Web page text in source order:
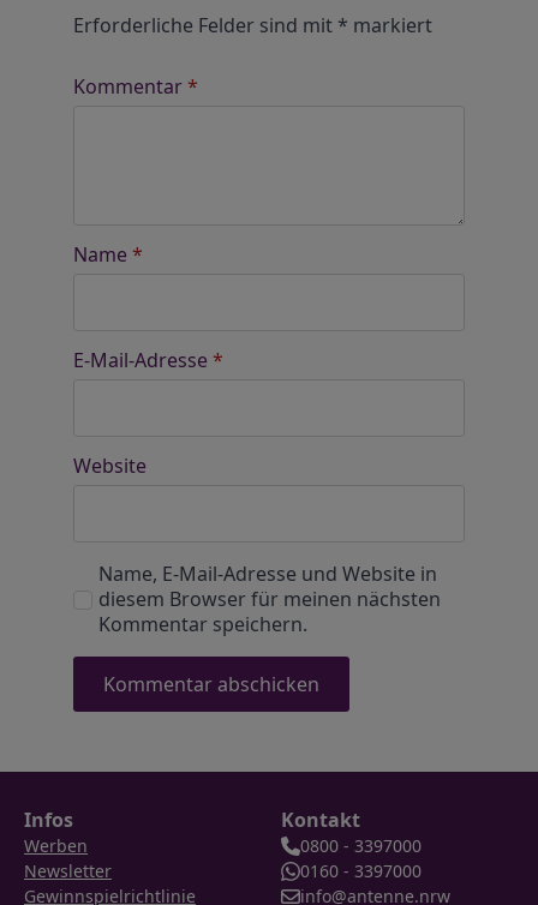
Erforderliche Felder sind mit* markiert
Kommentar*
Name *
E-Mail-Adresse *
Website
Name, E-Mail-Adresse und Website in
diesem Browser für meinen nächsten
Kommentar speichern.
Infos
Werben
Newsletter
Gewinnspielrichtlinie
Kontakt
0800 - 3397000
0160 - 3397000
info@antenne.nrw